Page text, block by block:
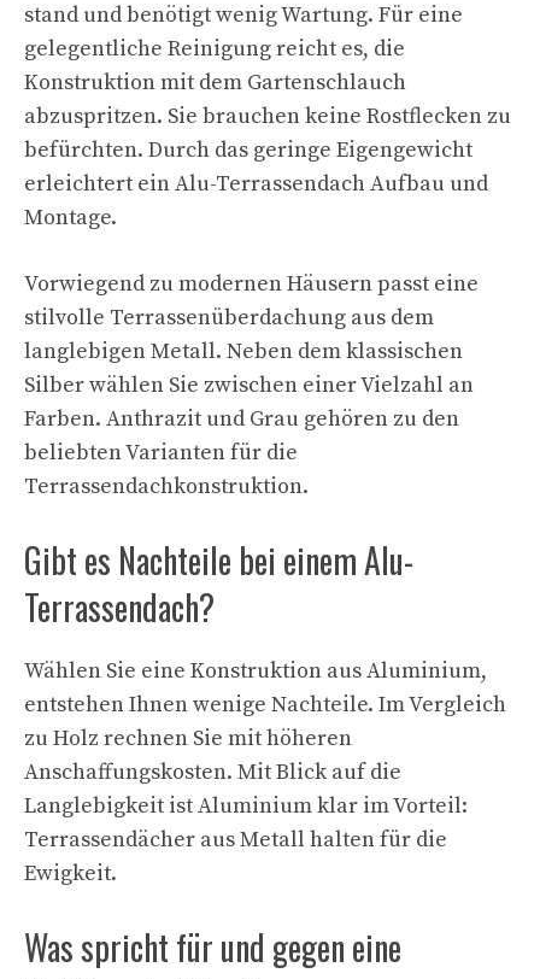
stand und benötigt wenig Wartung. Für eine
gelegentliche Reinigung reicht es, die
Konstruktion mit dem Gartenschlauch
abzuspritzen. Sie brauchen keine Rostflecken zu
befürchten. Durch das geringe Eigengewicht
erleichtert ein Alu-Terrassendach Aufbau und
Montage.
Vorwiegend zu modernen Häusern passt eine
stilvolle Terrassenüberdachung aus dem
langlebigen Metall. Neben dem klassischen
Silber wählen Sie zwischen einer Vielzahl an
Farben. Anthrazit und Grau gehören zu den
beliebten Varianten für die
Terrassendachkonstruktion.
Gibt es Nachteile bei einem Alu-
Terrassendach?
Wählen Sie eine Konstruktion aus Aluminium,
entstehen Ihnen wenige Nachteile. Im Vergleich
zu Holz rechnen Sie mit höheren
Anschaffungskosten. Mit Blick auf die
Langlebigkeit ist Aluminium klar im Vorteil:
Terrassendächer aus Metall halten für die
Ewigkeit.
Was spricht für und gegen eine